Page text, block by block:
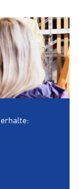
erhalte: